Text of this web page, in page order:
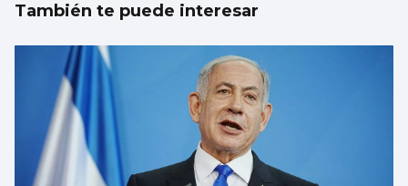
También te puede interesar